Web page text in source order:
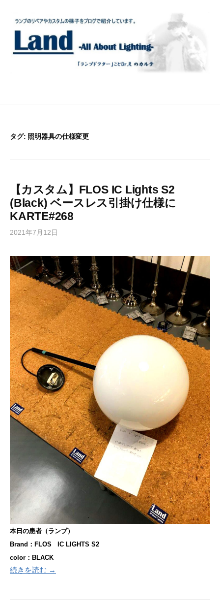
タグ: 照明器具の仕様変更
【カスタム】FLOS IC Lights S2
(Black) ベースレス引掛け仕様に
KARTE#268
2021年7月12日
本日の患者（ランプ）
Brand：FLOS
IC LIGHTS S2
color：BLACK
続きを読む →